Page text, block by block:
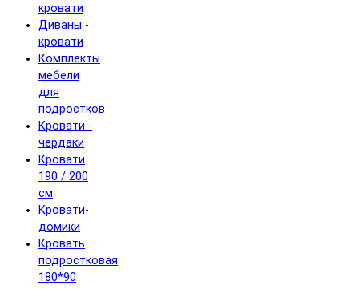
кровати
Диваны -
кровати
Комплекты
мебели
для
подростков
Кровати -
чердаки
Кровати
190 / 200
см
Кровати-
домики
Кровать
подростковая
180*90